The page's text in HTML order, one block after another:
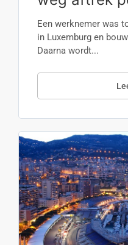
Een werknemer was
in Luxemburg en
Daarna wordt...